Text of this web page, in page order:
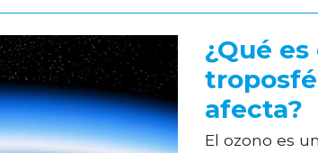
¿Qué
afecta?
El ozono es